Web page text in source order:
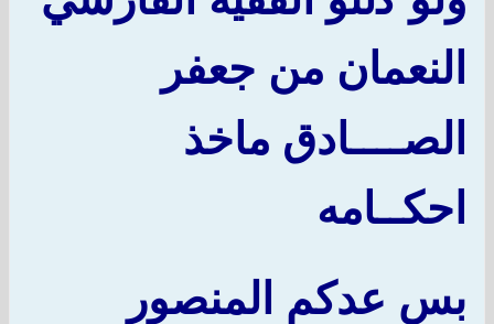
النعمان من جعفر
الصــــادق ماخذ
احكــامه
بس عدكم المنصور